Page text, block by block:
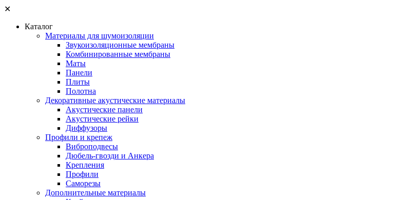
✕
Каталог
Материалы для шумоизоляции
Звукоизоляционные мембраны
Комбинированные мембраны
Маты
Панели
Плиты
Полотна
Декоративные акустические материалы
Акустические панели
Акустические рейки
Диффузоры
Профили и крепеж
Виброподвесы
Дюбель-гвозди и Анкера
Крепления
Профили
Саморезы
Дополнительные материалы